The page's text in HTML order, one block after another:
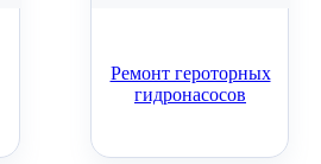
Ремонт героторных
гидронасосов